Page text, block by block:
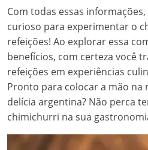
Com todas essas
curioso para experimentar o
refeições! Ao explorar essa
benefícios, com certeza você
refeições em experiências
Pronto para colocar a mão na
delícia argentina? Não perca
chimichurri na sua